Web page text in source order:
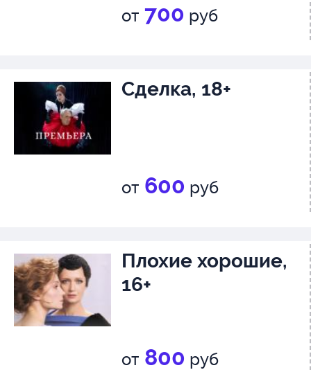
от 700 руб
Сделка, 18+
от 600 руб
Плохие хорошие,
16+
от 800 руб